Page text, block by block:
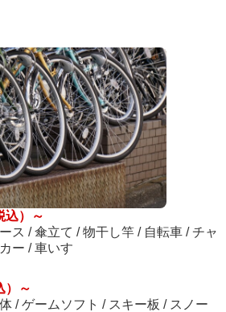
込）～
ス / 傘立て / 物干し竿 / 自転車 / チャ
ー / 車いす
）～
/ ゲームソフト / スキー板 / スノー